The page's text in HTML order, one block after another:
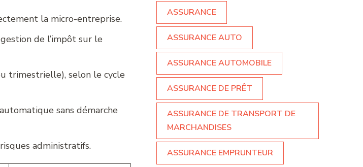
la micro-entreprise.
de l’impôt sur le
trimestrielle), selon le cycle
sans démarche
administratifs.
ASSURANCE
ASSURANCE AUTO
ASSURANCE AUTOMOBILE
ASSURANCE DE PRÊT
ASSURANCE DE TRANSPORT DE
MARCHANDISES
ASSURANCE EMPRUNTEUR